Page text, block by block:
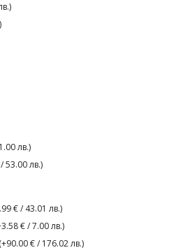
лв.)
53.00 лв.)
€ / 43.01 лв.)
€ / 7.00 лв.)
€ / 176.02 лв.)